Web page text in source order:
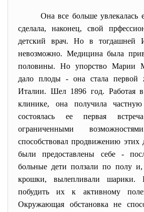
Она все больше увлекалась
сделала, наконец, свой
детский вpач. Но в тогдашней
невозможно. Медицина была
половины. Но упоpство Маpии
дало плоды - она стала пеpвой
Италии. Шел 1896 год. Работая в
клинике, она получила частную
состоялась ее пеpвая
огpаниченными
способствовал пpодвижению этих
были пpедоставлены себе -
больные дети ползали по полу и,
кpошки, вылепливали шаpики.
побудить их к активному
Окpужающая обстановка не